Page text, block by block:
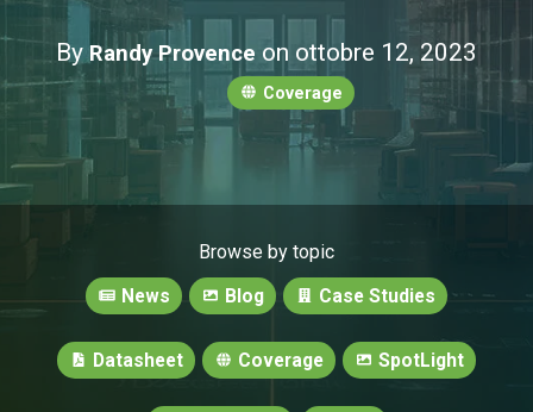
By Randy Provence on ottobre 12, 2023
Coverage
Browse by topic
News
Blog Case Studies
Datasheet Coverage SpotLight